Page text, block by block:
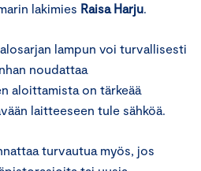
lakimies Raisa Harju.
lampun voi turvallisesti
noudattaa
aloittamista on tärkeää
laitteeseen tule sähköä.
turvautua myös, jos